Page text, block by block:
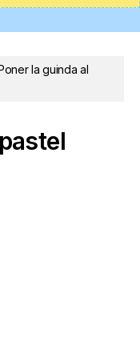
la guinda al